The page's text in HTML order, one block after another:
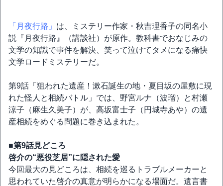
「月夜行路」 は、ミステリー作家・秋吉理香子の同名小
説『月夜行路』（講談社）が原作。教科書でおなじみの
文学の知識で事件を解決、笑って泣けてタメになる痛快
文学ロードミステリーだ。
第9話「狙われた遺産！漱石誕生の地・夏目坂の屋敷に現
れた怪人と相続バトル」では、野宮ルナ（波瑠）と村瀬
涼子（麻生久美子）が、高坂富士子（円城寺あや）の遺
産相続をめぐる問題に巻き込まれた。
■第9話見どころ
啓介の“悪役芝居”に隠された愛
今回最大の見どころは、相続を巡るトラブルメーカーと
思われていた啓介の真意が明らかになる場面だ。遺言書